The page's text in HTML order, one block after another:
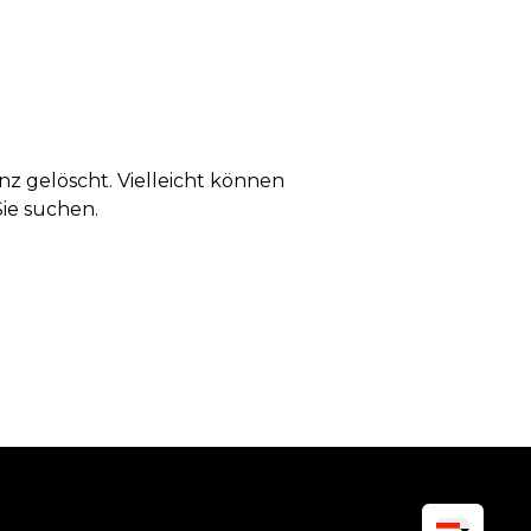
gelöscht. Vielleicht können
suchen.